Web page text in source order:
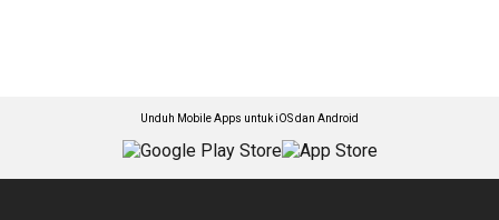
Unduh Mobile Apps untuk iOS dan Android